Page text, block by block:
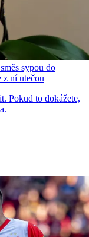
sypou do
ní utečou
Pokud to dokážete,